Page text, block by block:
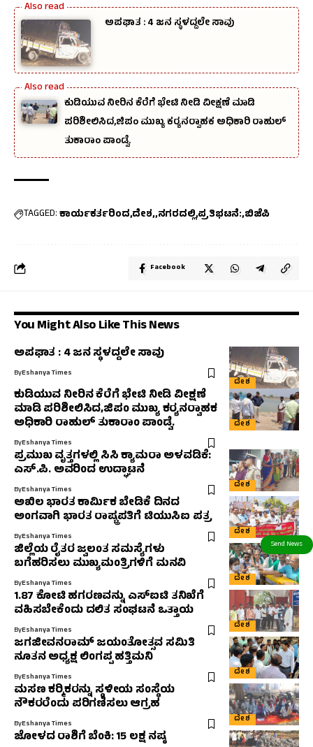
ಅಪಘಾತ : 4 ಜನ ಸ್ಥಳದ್ದಲೇ ಸಾವು
ಕುಡಿಯುವ ನೀರಿನ ಕೆರೆಗೆ ಭೇಟಿ ನೀಡಿ ವೀಕ್ಷಣೆ ಮಾಡಿ
ಪರಿಶೀಲಿಸಿದ,ಜಿಪಂ ಮುಖ್ಯ ಕರ‍್ಯನರ‍್ವಾಹಕ ಅಧಿಕಾರಿ ರಾಹುಲ್‌
ತುಕಾರಾಂ ಪಾಂಡ್ವೆ.
TAGGED:ಕಾರ್ಯಕರ್ತರಿಂದದೇಶ,ನಗರದಲ್ಲಿಪ್ರತಿಭಟನೆ: ಬಿಜೆಪಿ
Facebook
You Might Also Like This News
ದೇಶ
ಅಪಘಾತ : 4 ಜನ ಸ್ಥಳದ್ದಲೇ ಸಾವು
ByEshanya Times
ದೇಶ
ಕುಡಿಯುವ ನೀರಿನ ಕೆರೆಗೆ ಭೇಟಿ ನೀಡಿ ವೀಕ್ಷಣೆ
ಮಾಡಿ ಪರಿಶೀಲಿಸಿದ,ಜಿಪಂ ಮುಖ್ಯ ಕರ‍್ಯನರ‍್ವಾಹಕ
ಅಧಿಕಾರಿ ರಾಹುಲ್‌ ತುಕಾರಾಂ ಪಾಂಡ್ವೆ.
ByEshanya Times
ದೇಶ
ಪ್ರಮುಖ ವೃತ್ತಗಳಲ್ಲಿ ಸಿಸಿ ಕ್ಯಾಮರಾ ಅಳವಡಿಕೆ:
ಎಸ್.ಪಿ. ಅವರಿಂದ ಉದ್ಘಾಟನೆ
ByEshanya Times
ದೇಶ
ಅಖಿಲ ಭಾರತ ಕಾರ್ಮಿಕ ಬೇಡಿಕೆ ದಿನದ
ಅಂಗವಾಗಿ ಭಾರತ ರಾಷ್ಟ್ರಪತಿಗೆ ಟಿಯುಸಿಐ ಪತ್ರ
ByEshanya Times
ದೇಶ
ಜಿಲ್ಲೆಯ ರೈತರ ಜ್ವಲಂತ ಸಮಸ್ಯೆಗಳು
ಬಗೆಹರಿಸಲು ಮುಖ್ಯಮಂತ್ರಿಗಳಿಗೆ ಮನವಿ
ByEshanya Times
ದೇಶ
1.87 ಕೋಟಿ ಹಗರಣವನ್ನು ಎಸ್‌ಐಟಿ ತನಿಖೆಗೆ
ವಹಿಸಬೇಕೆಂದು ದಲಿತ ಸಂಘಟನೆ ಒತ್ತಾಯ
ByEshanya Times
ದೇಶ
ಜಗಜೀವನರಾಮ್ ಜಯಂತೋತ್ಸವ ಸಮಿತಿ
ನೂತನ ಅಧ್ಯಕ್ಷ ಲಿಂಗಪ್ಪ ಹತ್ತಿಮನಿ
ByEshanya Times
ದೇಶ
ಮಸಣ ಕರ‍್ಮಿಕರನ್ನು ಸ್ಥಳೀಯ ಸಂಸ್ಥೆಯ
ನೌಕರರೆಂದು ಪರಿಗಣಿಸಲು ಆಗ್ರಹ
ByEshanya Times
ಜೋಳದ ರಾಶಿಗೆ ಬೆಂಕಿ: 15 ಲಕ್ಷ ನಷ್ಠ